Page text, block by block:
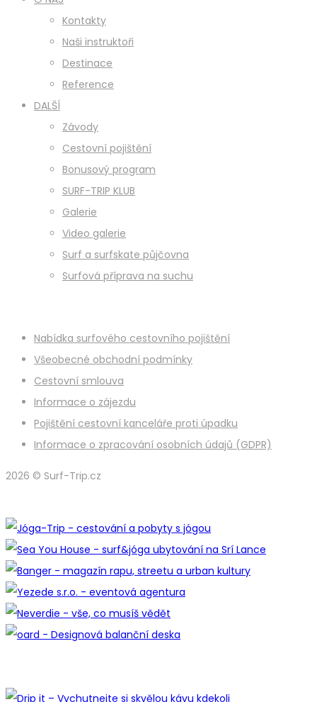
Kontakty
Naši instruktoři
Destinace
Reference
DALŠÍ
Závody
Cestovní pojištění
Bonusový program
SURF-TRIP KLUB
Galerie
Video galerie
Surf a surfskate půjčovna
Surfová příprava na suchu
Nabídka surfového cestovního pojištění
Všeobecné obchodní podmínky
Cestovní smlouva
Informace o zájezdu
Pojištění cestovní kanceláře proti úpadku
Informace o zpracování osobních údajů (GDPR)
2026 © Surf-Trip.cz